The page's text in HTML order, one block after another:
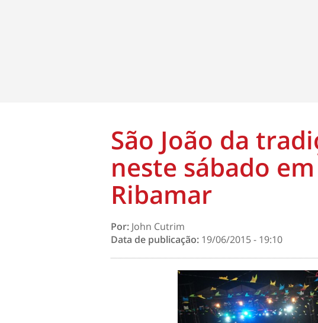
São João da
neste sábado em
Ribamar
Por: John Cutrim
Data de publicação: 19/06/2015 - 19:10